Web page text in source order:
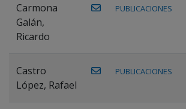
Carmona
Galán,
Ricardo
PUBLICACIONES
Castro
López, Rafael
PUBLICACIONES